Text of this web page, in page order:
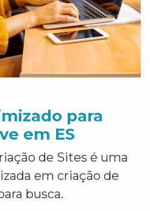
para
em ES
de Sites é uma
em criação de
busca.